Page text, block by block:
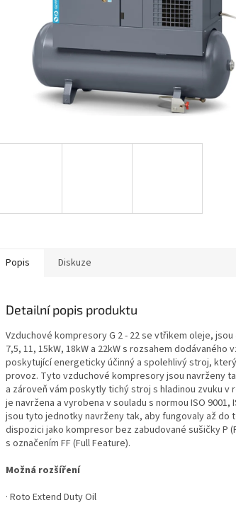
Popis Diskuze
Detailní popis produktu
Vzduchové kompresory G 2 - 22 se vtřikem oleje,
7,5, 11, 15kW, 18kW a 22kW s rozsahem dodávaného
poskytující energeticky účinný a spolehlivý stroj,
provoz. Tyto vzduchové kompresory jsou navrženy
a zároveň vám poskytly tichý stroj s hladinou zvuku v
je navržena a vyrobena v souladu s normou ISO 9001,
jsou tyto jednotky navrženy tak, aby fungovaly až do
dispozici jako kompresor bez zabudované sušičky P
s označením FF (Full Feature).
Možná rozšíření
· Roto Extend Duty Oil